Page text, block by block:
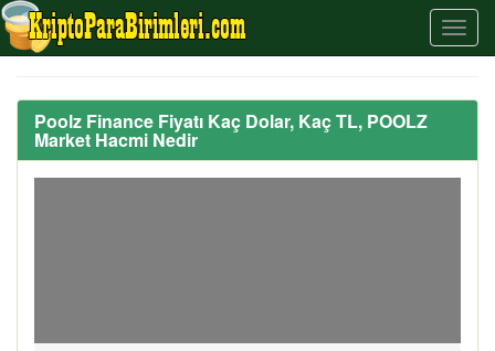
Poolz Finance Fiyatı Kaç Dolar, Kaç TL, POOLZ
Market Hacmi Nedir